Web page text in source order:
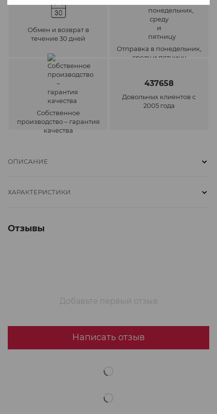
Обмен и возврат в
течение 30 дней
Отправка в понедельник,
среду и пятницу
Собственное
производство – гарантия
качества
437658
Довольных клиентов с
2005 года
ОПИСАНИЕ
ХАРАКТЕРИСТИКИ
Отзывы
Добавьте первый отзыв
Написать отзыв